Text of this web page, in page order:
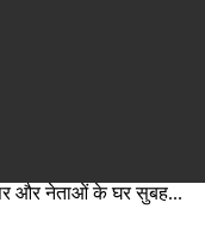
और नेताओं के घर सुबह...